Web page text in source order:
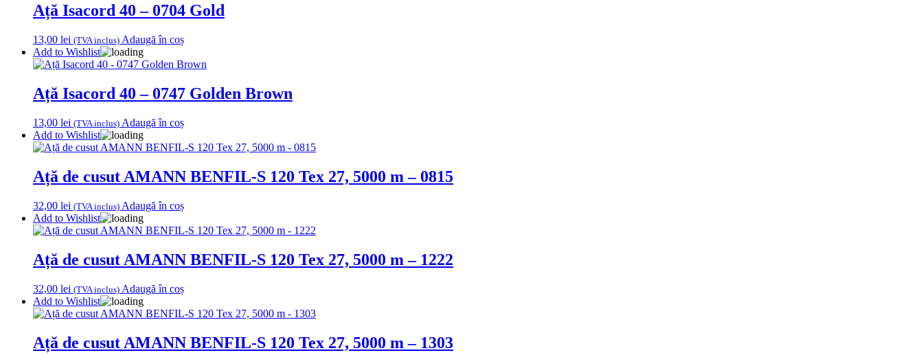
Ață Isacord 40 – 0704 Gold
13,00 lei (TVA inclus) Adaugă în coș
Add to Wishlist
Ață Isacord 40 – 0747 Golden Brown
13,00 lei (TVA inclus) Adaugă în coș
Add to Wishlist
Ață de cusut AMANN BENFIL-S 120 Tex 27, 5000 m – 0815
32,00 lei (TVA inclus) Adaugă în coș
Add to Wishlist
Ață de cusut AMANN BENFIL-S 120 Tex 27, 5000 m – 1222
32,00 lei (TVA inclus) Adaugă în coș
Add to Wishlist
Ață de cusut AMANN BENFIL-S 120 Tex 27, 5000 m – 1303